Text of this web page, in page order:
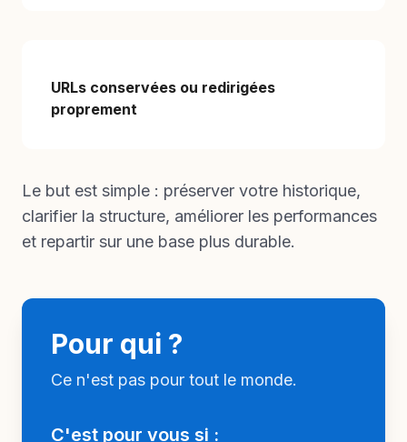
URLs conservées ou redirigées
proprement
Le but est simple : préserver votre historique,
clarifier la structure, améliorer les performances
et repartir sur une base plus durable.
Pour qui ?
Ce n'est pas pour tout le monde.
C'est pour vous si :